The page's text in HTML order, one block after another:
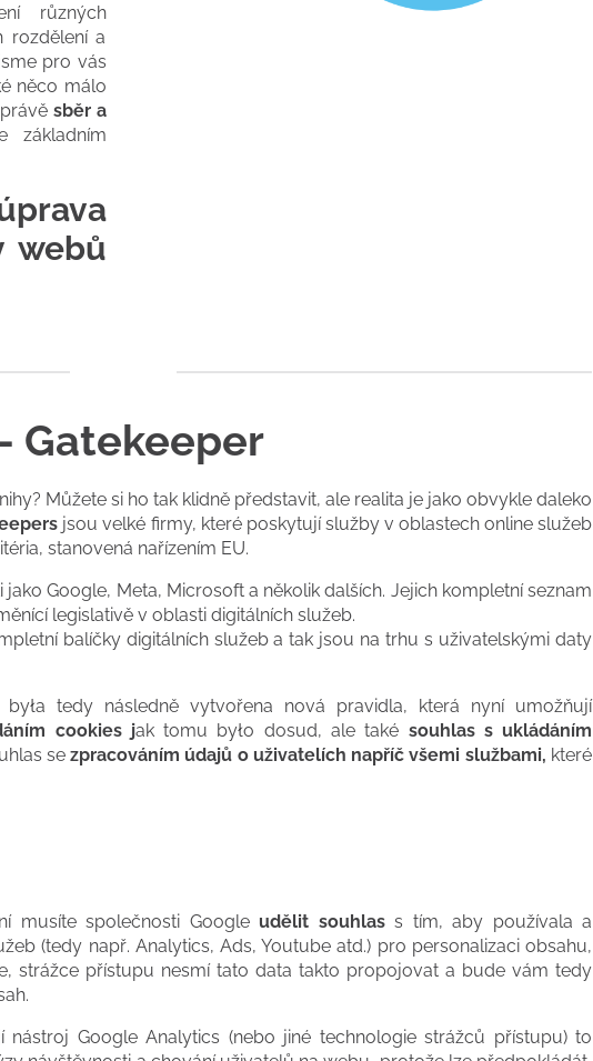
různých
rozdělení a
pro vás
něco málo
sběr a
základním
webů
Gatekeeper
Můžete si ho tak klidně představit, ale realita je jako obvykle daleko
jsou velké firmy, které poskytují služby v oblastech online služeb
stanovená nařízením EU.
Google, Meta, Microsoft a několik dalších. Jejich kompletní seznam
legislativě v oblasti digitálních služeb.
balíčky digitálních služeb a tak jsou na trhu s uživatelskými daty
była tedy následně vytvořena nová pravidla, která nyní umožňují
cookies jak tomu było dosud, ale také souhlas s ukládáním
sezpracováním údajů o uživatelích napříč všemi službami, které
musíte společnosti Google udělit souhlass tím, aby používala a
(tedy např. Analytics, Ads, Youtube atd.) pro personalizaci obsahu,
strážce přístupu nesmí tato data takto propojovat a bude vám tedy
nástroj Google Analytics (nebo jiné technologie strážců přístupu) to